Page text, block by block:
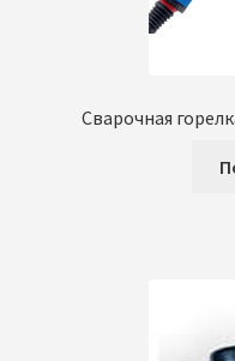
Сварочная